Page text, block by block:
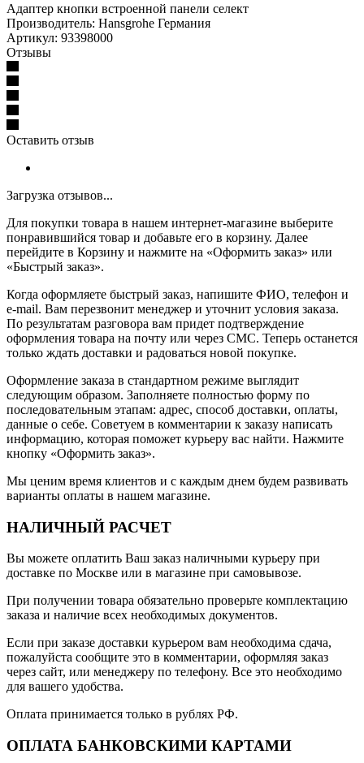
Адаптер кнопки встроенной панели селект
Производитель: Hansgrohe Германия
Артикул: 93398000
Отзывы
Оставить отзыв
Загрузка отзывов...
Для покупки товара в нашем интернет-магазине выберите
понравившийся товар и добавьте его в корзину. Далее
перейдите в Корзину и нажмите на «Оформить заказ» или
«Быстрый заказ».
Когда оформляете быстрый заказ, напишите ФИО, телефон и
e-mail. Вам перезвонит менеджер и уточнит условия заказа.
По результатам разговора вам придет подтверждение
оформления товара на почту или через СМС. Теперь останется
только ждать доставки и радоваться новой покупке.
Оформление заказа в стандартном режиме выглядит
следующим образом. Заполняете полностью форму по
последовательным этапам: адрес, способ доставки, оплаты,
данные о себе. Советуем в комментарии к заказу написать
информацию, которая поможет курьеру вас найти. Нажмите
кнопку «Оформить заказ».
Мы ценим время клиентов и с каждым днем будем развивать
варианты оплаты в нашем магазине.
НАЛИЧНЫЙ РАСЧЕТ
Вы можете оплатить Ваш заказ наличными курьеру при
доставке по Москве или в магазине при самовывозе.
При получении товара обязательно проверьте комплектацию
заказа и наличие всех необходимых документов.
Если при заказе доставки курьером вам необходима сдача,
пожалуйста сообщите это в комментарии, оформляя заказ
через сайт, или менеджеру по телефону. Все это необходимо
для вашего удобства.
Оплата принимается только в рублях РФ.
ОПЛАТА БАНКОВСКИМИ КАРТАМИ